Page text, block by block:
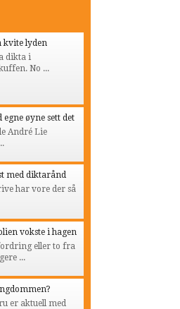
kvite lyden
dikta i
No ...
egne øyne sett det
André Lie
med diktarånd
har vore der så
vokste i hagen
eller to fra
...
er aktuell med